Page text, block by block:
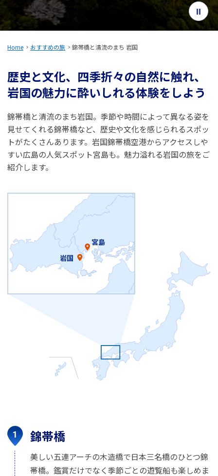
閉じる
Home おすすめの旅 錦帯橋と清流のまち 岩国
歴史と文化、四季折々の自然に触れ、
岩国の魅力に酔いしれる体験をしよう
錦帯橋と清流のまち岩国。季節や時間によって異なる姿を
見せてくれる錦帯橋など、歴史や文化を感じられるスポッ
トがたくさんあります。岩国錦帯橋空港からアクセスしや
すい広島の人気スポット宮島も。魅力溢れる岩国の旅をご
紹介します。
岩国
宮島
錦帯橋
美しい五連アーチの木造橋で日本三名橋のひとつ錦
帯橋。鑑賞だけでなく季節ごとの遊覧船も楽しめま